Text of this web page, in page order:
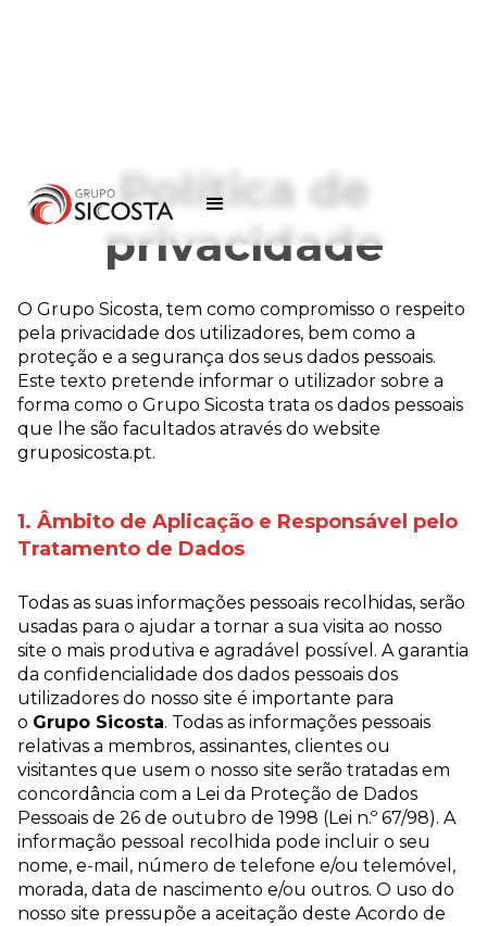
Política de
privacidade
O Grupo Sicosta, tem como compromisso o respeito
pela privacidade dos utilizadores, bem como a
proteção e a segurança dos seus dados pessoais.
Este texto pretende informar o utilizador sobre a
forma como o Grupo Sicosta trata os dados pessoais
que lhe são facultados através do website
gruposicosta.pt.
1. Âmbito de Aplicação e Responsável pelo
Tratamento de Dados
Todas as suas informações pessoais recolhidas, serão
usadas para o ajudar a tornar a sua visita ao nosso
site o mais produtiva e agradável possível. A garantia
da confidencialidade dos dados pessoais dos
utilizadores do nosso site é importante para
o Grupo Sicosta. Todas as informações pessoais
relativas a membros, assinantes, clientes ou
visitantes que usem o nosso site serão tratadas em
concordância com a Lei da Proteção de Dados
Pessoais de 26 de outubro de 1998 (Lei n.º 67/98). A
informação pessoal recolhida pode incluir o seu
nome, e-mail, número de telefone e/ou telemóvel,
morada, data de nascimento e/ou outros. O uso do
nosso site pressupõe a aceitação deste Acordo de